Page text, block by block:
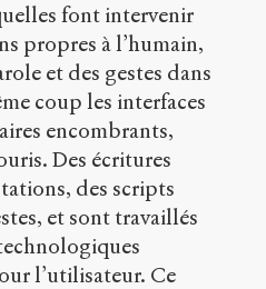
font intervenir
propres à l’humain,
et des gestes dans
coup les interfaces
encombrants,
Des écritures
des scripts
et sont travaillés
l’utilisateur. Ce